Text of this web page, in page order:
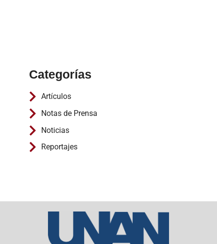
Categorías
Artículos
Notas de Prensa
Noticias
Reportajes